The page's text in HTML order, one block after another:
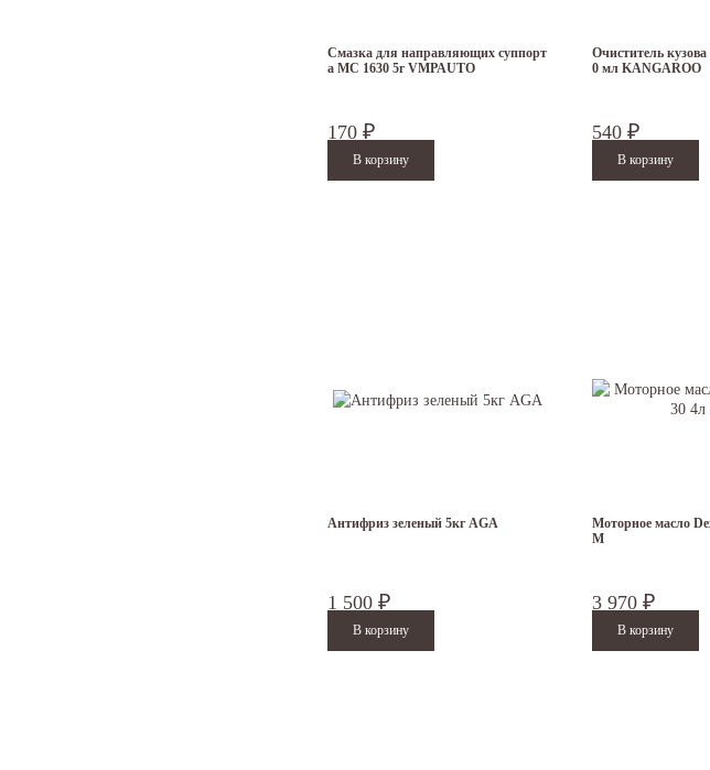
наличии трансмиссионное имоторное
Вы можете быть уверены в том, что у нас в Челябинске:
автомобиль достаточным охлаждением.
SolarisRio.ru магазин запчастей для корейских авто: Дэу (Daewoo),
Смазка для направляющих суппорт
а МС 1630 5г VMPAUTO
170 ₽
Очиститель
0 мл KANGAROO
540 ₽
Антифриз зеленый 5кг AGA
1 500 ₽
Моторное масло
M
3 970 ₽